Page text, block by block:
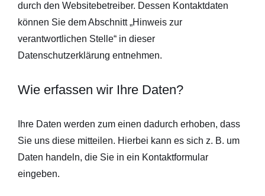
durch den Websitebetreiber. Dessen Kontaktdaten
können Sie dem Abschnitt „Hinweis zur
verantwortlichen Stelle“ in dieser
Datenschutzerklärung entnehmen.
Wie erfassen wir Ihre Daten?
Ihre Daten werden zum einen dadurch erhoben, dass
Sie uns diese mitteilen. Hierbei kann es sich z. B. um
Daten handeln, die Sie in ein Kontaktformular
eingeben.